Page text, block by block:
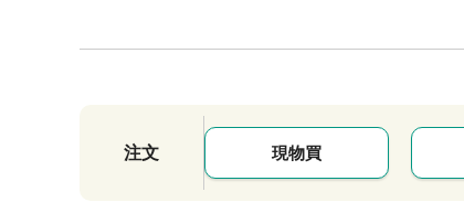
注文 現物買